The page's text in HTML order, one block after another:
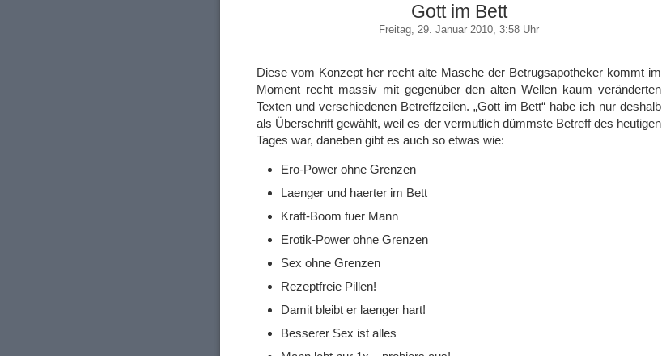
Gott im Bett
Freitag, 29. Januar 2010, 3:58 Uhr
Diese vom Konzept her recht alte Masche der Betrugsapotheker kommt im
Moment recht massiv mit gegenüber den alten Wellen kaum veränderten
Texten und verschiedenen Betreffzeilen. „Gott im Bett“ habe ich nur deshalb
als Überschrift gewählt, weil es der vermutlich dümmste Betreff des heutigen
Tages war, daneben gibt es auch so etwas wie:
Ero-Power ohne Grenzen
Laenger und haerter im Bett
Kraft-Boom fuer Mann
Erotik-Power ohne Grenzen
Sex ohne Grenzen
Rezeptfreie Pillen!
Damit bleibt er laenger hart!
Besserer Sex ist alles